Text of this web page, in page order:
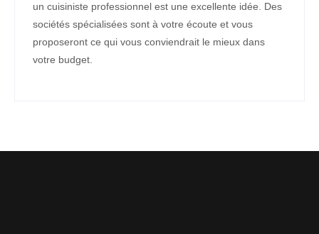
un cuisiniste professionnel est une excellente idée. Des
sociétés spécialisées sont à votre écoute et vous
proposeront ce qui vous conviendrait le mieux dans
votre budget.